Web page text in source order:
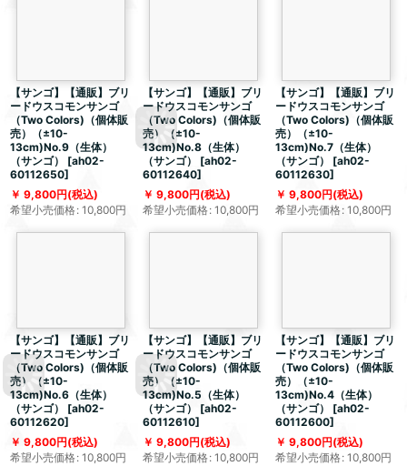
【サンゴ】【通販】ブリ
ードウスコモンサンゴ
（Two Colors)（個体販
売）（±10-
13cm)No.9（生体）
（サンゴ）
[ah02-
60112650]
9,800円(税込)
希望小売価格: 10,800円
【サンゴ】【通販】ブリ
ードウスコモンサンゴ
（Two Colors)（個体販
売）（±10-
13cm)No.8（生体）
（サンゴ）
[ah02-
60112640]
9,800円(税込)
希望小売価格: 10,800円
【サンゴ】【通販】ブリ
ードウスコモンサンゴ
（Two Colors)（個体販
売）（±10-
13cm)No.7（生体）
（サンゴ）
[ah02-
60112630]
9,800円(税込)
希望小売価格: 10,800円
【サンゴ】【通販】ブリ
ードウスコモンサンゴ
（Two Colors)（個体販
売）（±10-
13cm)No.6（生体）
（サンゴ）
[ah02-
60112620]
9,800円(税込)
希望小売価格: 10,800円
【サンゴ】【通販】ブリ
ードウスコモンサンゴ
（Two Colors)（個体販
売）（±10-
13cm)No.5（生体）
（サンゴ）
[ah02-
60112610]
9,800円(税込)
希望小売価格: 10,800円
【サンゴ】【通販】ブリ
ードウスコモンサンゴ
（Two Colors)（個体販
売）（±10-
13cm)No.4（生体）
（サンゴ）
[ah02-
60112600]
9,800円(税込)
希望小売価格: 10,800円